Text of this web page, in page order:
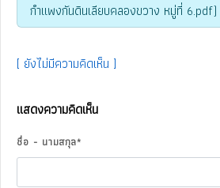
กำแพงกันดินเลียบคลองขวาง หมู่ที่ 6.pdf)
[ ยังไม่มีความคิดเห็น ]
แสดงความคิดเห็น
ชื่อ - นามสกุล*